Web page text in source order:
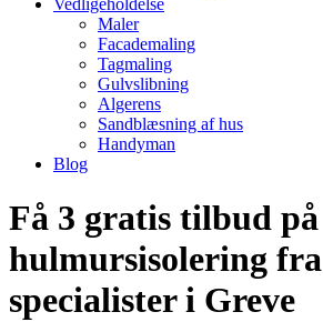
Vedligeholdelse
Maler
Facademaling
Tagmaling
Gulvslibning
Algerens
Sandblæsning af hus
Handyman
Blog
Få 3 gratis tilbud på
hulmursisolering fra
specialister i Greve